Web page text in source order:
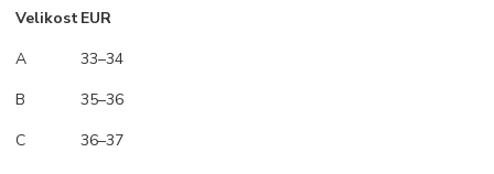
VelikostEUR
A
33–34
B
35–36
C
36–37